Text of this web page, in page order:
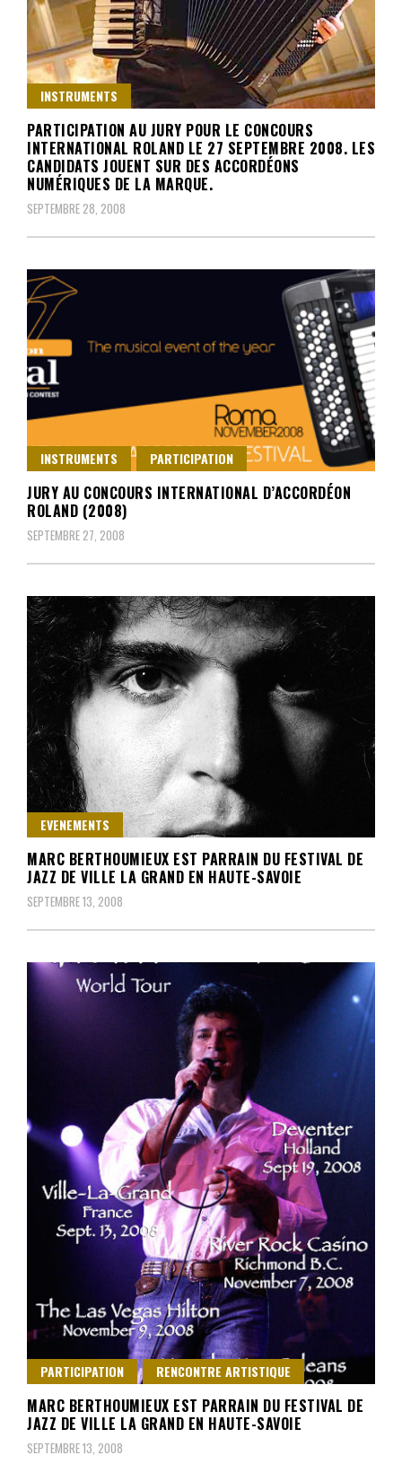
INSTRUMENTS
PARTICIPATION AU JURY POUR LE CONCOURS
INTERNATIONAL ROLAND LE 27 SEPTEMBRE 2008. LES
CANDIDATS JOUENT SUR DES ACCORDÉONS
NUMÉRIQUES DE LA MARQUE.
SEPTEMBRE 28, 2008
INSTRUMENTS PARTICIPATION
JURY AU CONCOURS INTERNATIONAL D’ACCORDÉON
ROLAND (2008)
SEPTEMBRE 27, 2008
EVENEMENTS
MARC BERTHOUMIEUX EST PARRAIN DU FESTIVAL DE
JAZZ DE VILLE LA GRAND EN HAUTE-SAVOIE
SEPTEMBRE 13, 2008
PARTICIPATION RENCONTRE ARTISTIQUE
MARC BERTHOUMIEUX EST PARRAIN DU FESTIVAL DE
JAZZ DE VILLE LA GRAND EN HAUTE-SAVOIE
SEPTEMBRE 13, 2008